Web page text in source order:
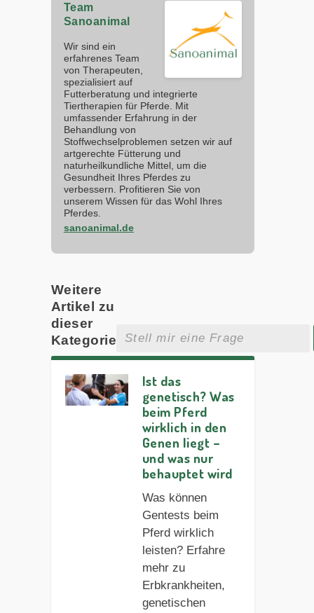
Team
Sanoanimal
Wir sind ein
erfahrenes Team
von Therapeuten,
spezialisiert auf
Futterberatung und integrierte
Tiertherapien für Pferde. Mit
umfassender Erfahrung in der
Behandlung von
Stoffwechselproblemen setzen wir auf
artgerechte Fütterung und
naturheilkundliche Mittel, um die
Gesundheit Ihres Pferdes zu
verbessern. Profitieren Sie von
unserem Wissen für das Wohl Ihres
Pferdes.
sanoanimal.de
Weitere
Artikel zu
dieser
Kategorie
Ist das
genetisch? Was
beim Pferd
wirklich in den
Genen liegt –
und was nur
behauptet wird
Was können
Gentests beim
Pferd wirklich
leisten? Erfahre
mehr zu
Erbkrankheiten,
genetischen